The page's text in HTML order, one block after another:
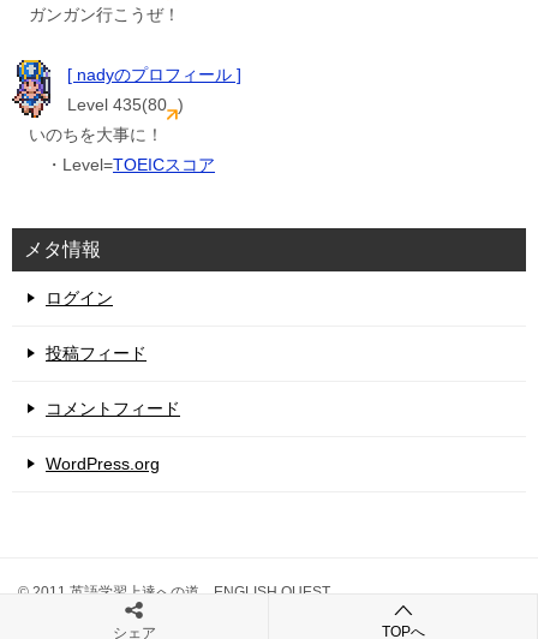
ガンガン行こうぜ！
[ nadyのプロフィール ]
Level 435(80 )
いのちを大事に！
・Level=TOEICスコア
メタ情報
ログイン
投稿フィード
コメントフィード
WordPress.org
© 2011 英語学習上達への道 ENGLISH QUEST
シェア TOPへ